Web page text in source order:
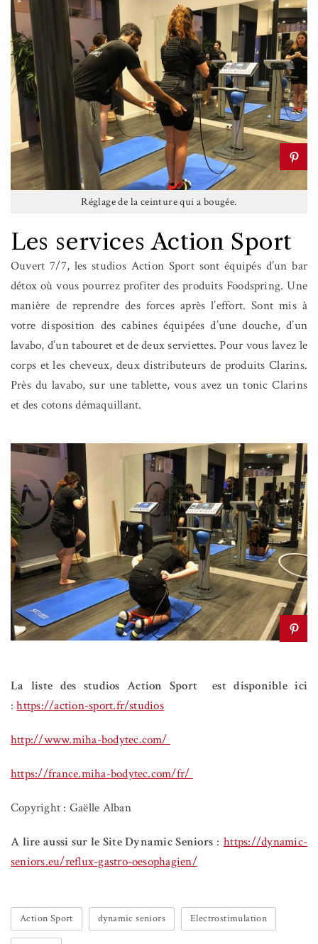
Réglage de la ceinture qui a bougée.
Les services Action Sport
Ouvert 7/7, les studios Action Sport sont équipés d’un bar
détox où vous pourrez profiter des produits Foodspring. Une
manière de reprendre des forces après l’effort. Sont mis à
votre disposition des cabines équipées d’une douche, d’un
lavabo, d’un tabouret et de deux serviettes. Pour vous lavez le
corps et les cheveux, deux distributeurs de produits Clarins.
Près du lavabo, sur une tablette, vous avez un tonic Clarins
et des cotons démaquillant.
La liste des studios Action Sport est disponible ici
:https://action-sport.fr/studios
http://www.miha-bodytec.com/
https://france.miha-bodytec.com/fr/
Copyright : Gaëlle Alban
A lire aussi sur le Site Dynamic Seniors :https://dynamic-
seniors.eu/reflux-gastro-oesophagien/
Action Sport dynamic seniors Electrostimulation